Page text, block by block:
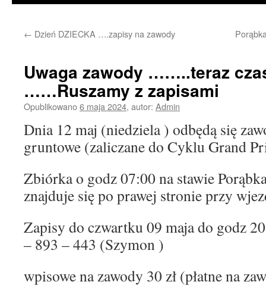
← Dzień DZIECKA ….zapisy na zawody
Uwaga zawody ……..teraz
……Ruszamy z zapisami
Opublikowano6 maja 2024, autor: Admin
Dnia 12 maj (niedziela ) odbędą się
gruntowe (zaliczane do Cyklu Grand
Zbiórka o godz 07:00 na stawie
znajduje się po prawej stronie przy
Zapisy do czwartku 09 maja do godz
– 893 – 443 (Szymon )
wpisowe na zawody 30 zł (płatne na